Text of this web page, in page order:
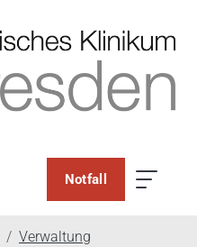
Notfall
Verwaltung